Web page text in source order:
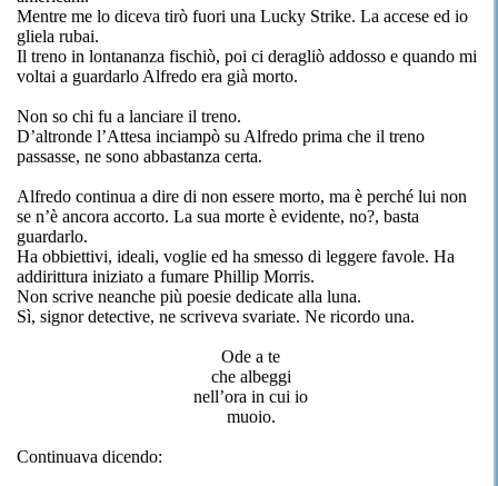
Mentre me lo diceva tirò fuori una Lucky Strike. La accese ed io
gliela rubai.
Il treno in lontananza fischiò, poi ci deragliò addosso e quando mi
voltai a guardarlo Alfredo era già morto.
Non so chi fu a lanciare il treno.
D’altronde l’Attesa inciampò su Alfredo prima che il treno
passasse, ne sono abbastanza certa.
Alfredo continua a dire di non essere morto, ma è perché lui non
se n’è ancora accorto. La sua morte è evidente, no?, basta
guardarlo.
Ha obbiettivi, ideali, voglie ed ha smesso di leggere favole. Ha
addirittura iniziato a fumare Phillip Morris.
Non scrive neanche più poesie dedicate alla luna.
Sì, signor detective, ne scriveva svariate. Ne ricordo una.
Ode a te
che albeggi
nell’ora in cui io
muoio.
Continuava dicendo: